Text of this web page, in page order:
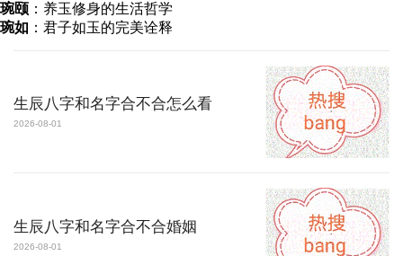
琬颐 ：养玉修身的生活哲学
琬如 ：君子如玉的完美诠释
生辰八字和名字合不合怎么看
2026-08-01
生辰八字和名字合不合婚姻
2026-08-01